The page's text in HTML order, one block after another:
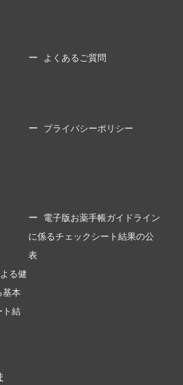
よくあるご質問
プライバシーポリシー
電子版お薬手帳ガイドライン
に係るチェックシート結果の公
表
る健
基本
ト結